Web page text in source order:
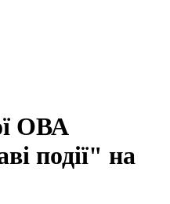
ОВА
події" на